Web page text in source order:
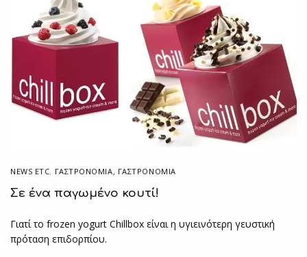
NEWS ETC. ΓΑΣΤΡΟΝΟΜΊΑ, ΓΑΣΤΡΟΝΟΜΙΑ
Σε ένα παγωμένο κουτί!
Γιατί το frozen yogurt Chillbox είναι η υγιεινότερη γευστική
πρόταση επιδορπίου.